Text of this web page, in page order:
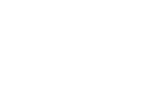
og meget mere